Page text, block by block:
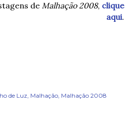
deMalhação 2008, clique
aqui.
de Luz Malhação Malhação 2008